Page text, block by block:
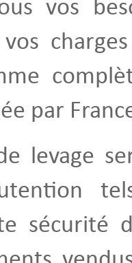
vos
par
levage
sécurité